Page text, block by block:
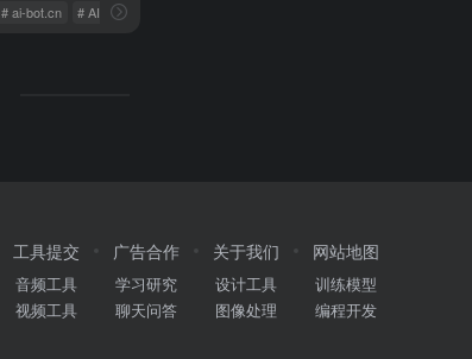
# ai-bot.cn # AI工具大全
工具提交
音频工具
视频工具
广告合作
学习研究
聊天问答
关于我们
设计工具
图像处理
网站地图
训练模型
编程开发